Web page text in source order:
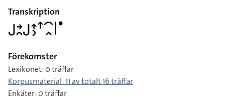
Transkription
􌤢􌥔􌥘􌤢􌤴􌤶􌦃􌥯􌥿􌥼􌤟
Förekomster
Lexikonet: 0 träffar
Korpusmaterial: 11 av totalt 16 träffar
Enkäter: 0 träffar